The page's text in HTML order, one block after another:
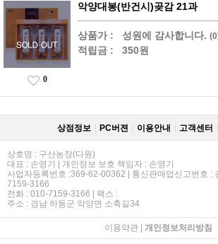
악양대봉(반건시)곶감 21과
상품가 : 성원에 감사합니다.
적립금 : 350원
0
상점정보 PC버젼 이용안내 고객센터
상호명 : 구산농장(다원)
대표 : 손영기 | 개인정보 보호 책임자 : 손영기
사업자등록번호 :369-62-00362 | 통신판매업신고번호 :
7159-3166
전화 : 010-7159-3166 | 팩스 :
주소 : 경남 하동군 악양면 소축길34
이용약관| 개인정보처리방침